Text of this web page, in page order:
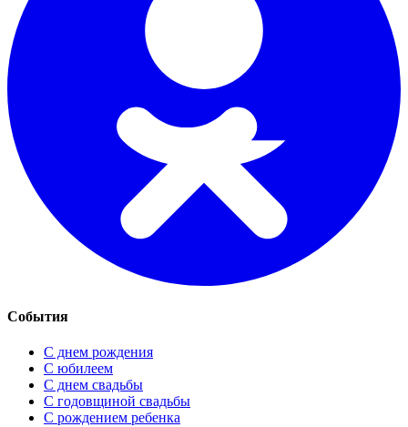
События
С днем рождения
С юбилеем
С днем свадьбы
С годовщиной свадьбы
С рождением ребенка